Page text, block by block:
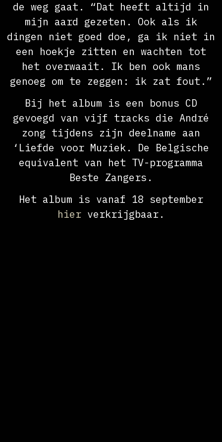
de weg gaat. “Dat heeft altijd in
mijn aard gezeten. Ook als ik
dingen niet goed doe, ga ik niet in
een hoekje zitten en wachten tot
het overwaait. Ik ben ook mans
genoeg om te zeggen: ik zat fout.”
Bij het album is een bonus CD
gevoegd van vijf tracks die André
zong tijdens zijn deelname aan
‘Liefde voor Muziek. De Belgische
equivalent van het TV-programma
Beste Zangers.
Het album is vanaf 18 september
hier verkrijgbaar.